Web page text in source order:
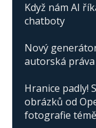
Když nám AI
chatboty
Nový
autorská práva
Hranice padly!
obrázků od
fotografie